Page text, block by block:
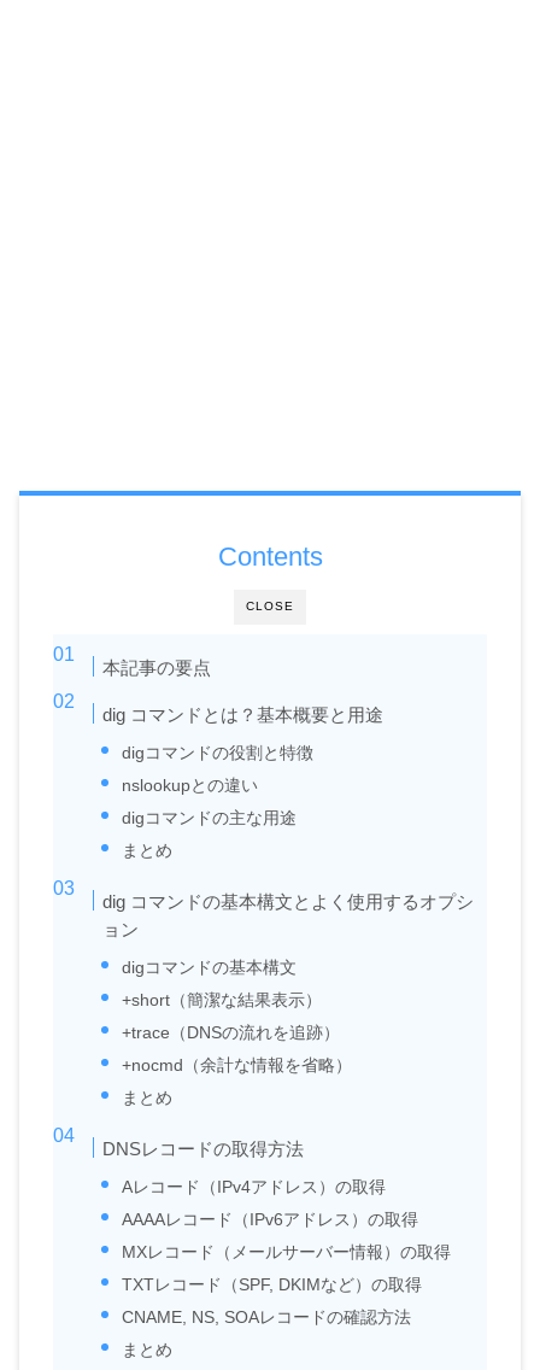
CLOSE
Contents
本記事の要点
dig コマンドとは？基本概要と用途
digコマンドの役割と特徴
nslookupとの違い
digコマンドの主な用途
まとめ
dig コマンドの基本構文とよく使用するオプシ
ョン
digコマンドの基本構文
+short（簡潔な結果表示）
+trace（DNSの流れを追跡）
+nocmd（余計な情報を省略）
まとめ
DNSレコードの取得方法
Aレコード（IPv4アドレス）の取得
AAAAレコード（IPv6アドレス）の取得
MXレコード（メールサーバー情報）の取得
TXTレコード（SPF, DKIMなど）の取得
CNAME, NS, SOAレコードの確認方法
まとめ